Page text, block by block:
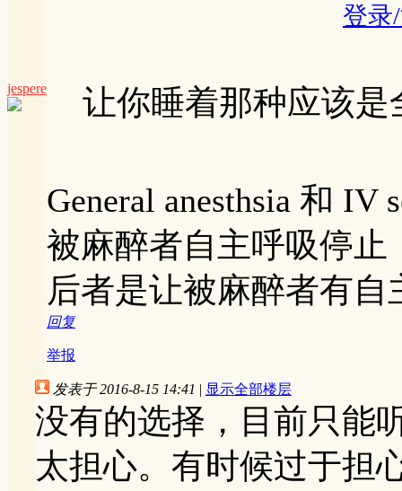
jespere
登录
让你睡着那种应该是
General anesthsia 和
被麻醉者自主呼吸停
后者是让被麻醉者有
回复
举报
发表于 2016-8-15 14:41 | 显示全部楼层
没有的选择，目前只能
太担心。有时候过于担